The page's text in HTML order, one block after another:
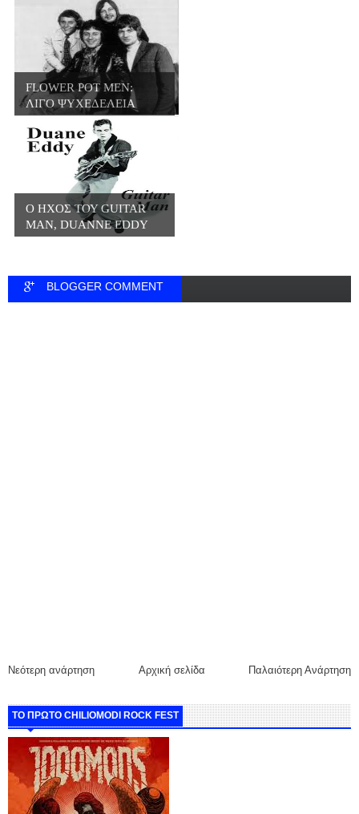
FLOWER POT MEN:
ΛΙΓΟ ΨΥΧΕΔΕΛΕΙΑ
ΛΙΓ...
Ο ΗΧΟΣ ΤΟΥ GUITAR
MAN, DUANNE EDDY
BLOGGER COMMENT
Νεότερη ανάρτηση Παλαιότερη Ανάρτηση
Αρχική σελίδα
ΤΟ ΠΡΩΤΟ CHILIOMODI ROCK FEST